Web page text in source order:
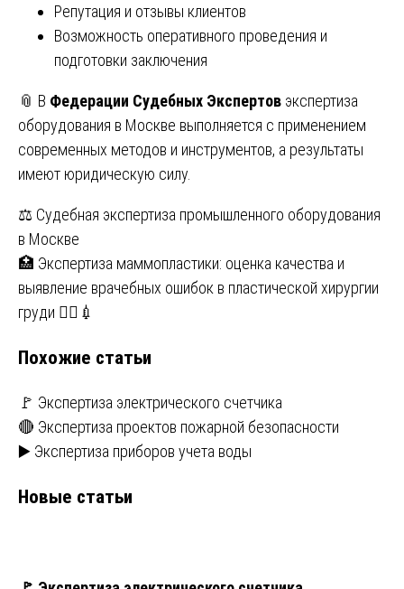
Репутация и отзывы клиентов
Возможность оперативного проведения и
подготовки заключения
📎 В Федерации Судебных Экспертов экспертиза
оборудования в Москве выполняется с применением
современных методов и инструментов, а результаты
имеют юридическую силу.
Навигация
по
записям
⚖️ Судебная экспертиза промышленного оборудования
в Москве
🏥 Экспертиза маммопластики: оценка качества и
выявление врачебных ошибок в пластической хирургии
груди 👩‍⚕️💉
Похожие статьи
🚩 Экспертиза электрического счетчика
🔴 Экспертиза проектов пожарной безопасности
▶️ Экспертиза приборов учета воды
Новые статьи